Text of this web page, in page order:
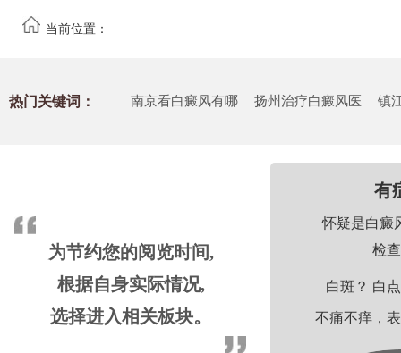
当前位置：
热门关键词： 南京看白癜风有哪 扬州治疗白癜风医 镇
为节约您的阅览时间,
根据自身实际情况,
选择进入相关板块。
有
怀疑是白癜
检
白斑？ 白
不痛不痒，